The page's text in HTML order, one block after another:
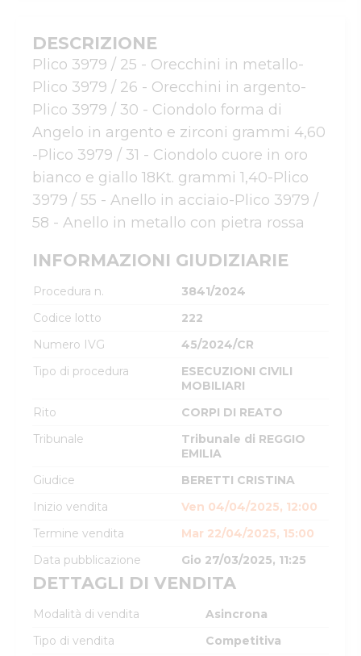
DESCRIZIONE
Plico 3979 / 25 - Orecchini in metallo-
Plico 3979 / 26 - Orecchini in argento-
Plico 3979 / 30 - Ciondolo forma di
Angelo in argento e zirconi grammi 4,60
-Plico 3979 / 31 - Ciondolo cuore in oro
bianco e giallo 18Kt. grammi 1,40-Plico
3979 / 55 - Anello in acciaio-Plico 3979 /
58 - Anello in metallo con pietra rossa
INFORMAZIONI GIUDIZIARIE
Procedura n.
3841/2024
Codice lotto
222
Numero IVG
45/2024/CR
Tipo di procedura
ESECUZIONI CIVILI
MOBILIARI
Rito
CORPI DI REATO
Tribunale
Tribunale di REGGIO
EMILIA
Giudice
BERETTI CRISTINA
Inizio vendita
Ven 04/04/2025, 12:00
Termine vendita
Mar 22/04/2025, 15:00
Data pubblicazione
Gio 27/03/2025, 11:25
DETTAGLI DI VENDITA
Modalità di vendita
Asincrona
Tipo di vendita
Competitiva